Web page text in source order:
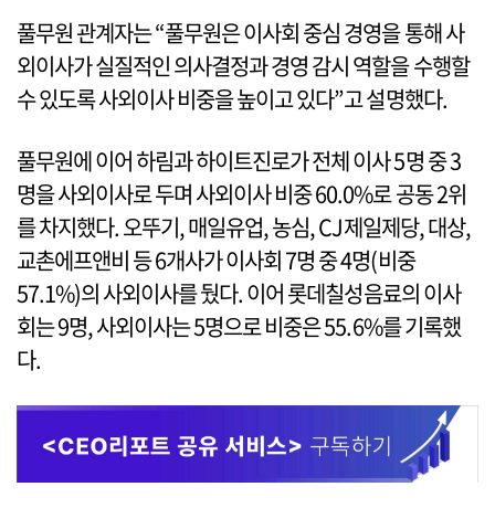
풀무원 관계자는 “풀무원은 이사회 중심 경영을 통해 사
외이사가 실질적인 의사결정과 경영 감시 역할을 수행할
수 있도록 사외이사 비중을 높이고 있다”고 설명했다.
풀무원에 이어 하림과 하이트진로가 전체 이사 5명 중 3
명을 사외이사로 두며 사외이사 비중 60.0%로 공동 2위
를 차지했다. 오뚜기, 매일유업, 농심, CJ제일제당, 대상,
교촌에프앤비 등 6개사가 이사회 7명 중 4명(비중
57.1%)의 사외이사를 뒀다. 이어 롯데칠성음료의 이사
회는 9명, 사외이사는 5명으로 비중은 55.6%를 기록했
다.